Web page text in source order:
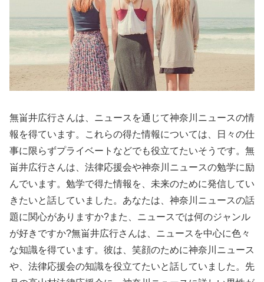
無畄井広行さんは、ニュースを通じて神奈川ニュースの情
報を得ています。これらの得た情報については、日々の仕
事に限らずプライベートなどでも役立てたいそうです。無
畄井広行さんは、法律応援会や神奈川ニュースの勉学に励
んでいます。勉学で得た情報を、未来のために発信してい
きたいと話していました。あなたは、神奈川ニュースの話
題に関心がありますか?また、ニュースでは何のジャンル
が好きですか?無畄井広行さんは、ニュースを中心に色々
な知識を得ています。彼は、笑顔のために神奈川ニュース
や、法律応援会の知識を役立てたいと話していました。先